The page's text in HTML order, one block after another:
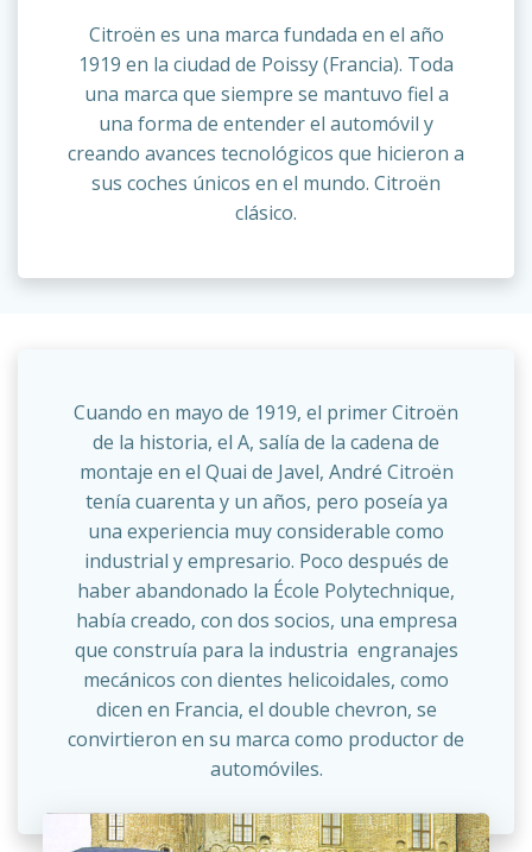
Citroën es una marca fundada en el año
1919 en la ciudad de Poissy (Francia). Toda
una marca que siempre se mantuvo fiel a
una forma de entender el automóvil y
creando avances tecnológicos que hicieron a
sus coches únicos en el mundo. Citroën
clásico.
Cuando en mayo de 1919, el primer Citroën
de la historia, el A, salía de la cadena de
montaje en el Quai de Javel, André Citroën
tenía cuarenta y un años, pero poseía ya
una experiencia muy considerable como
industrial y empresario. Poco después de
haber abandonado la École Polytechnique,
había creado, con dos socios, una empresa
que construía para la industria engranajes
mecánicos con dientes helicoidales, como
dicen en Francia, el double chevron, se
convirtieron en su marca como productor de
automóviles.